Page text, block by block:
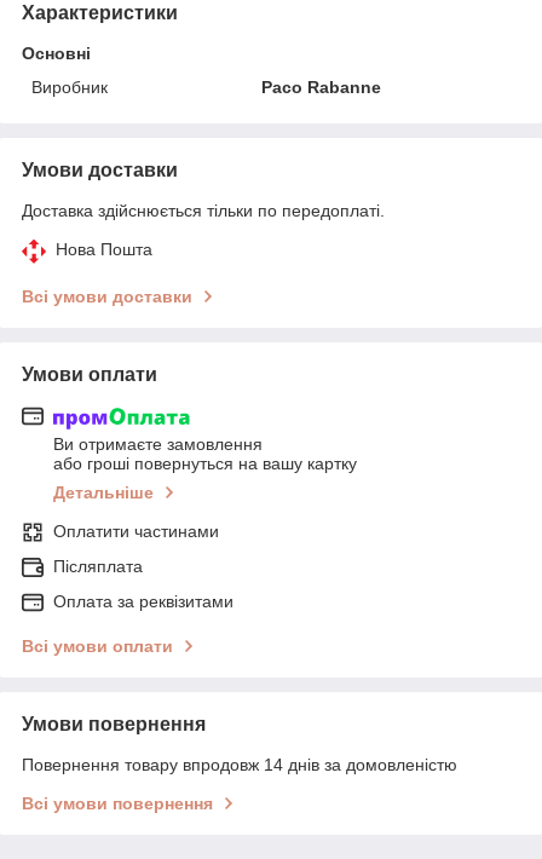
Характеристики
Основні
Виробник
Paco Rabanne
Умови доставки
Доставка здійснюється тільки по передоплаті.
Нова Пошта
Всі умови доставки
Умови оплати
Ви отримаєте замовлення
або гроші повернуться на вашу картку
Детальніше
Оплатити частинами
Післяплата
Оплата за реквізитами
Всі умови оплати
Умови повернення
Повернення товару впродовж 14 днів за домовленістю
Всі умови повернення